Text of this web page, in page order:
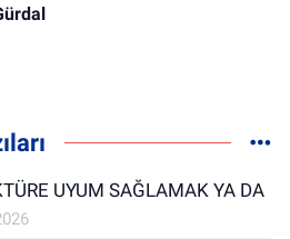
UYUM SAĞLAMAK YA DA